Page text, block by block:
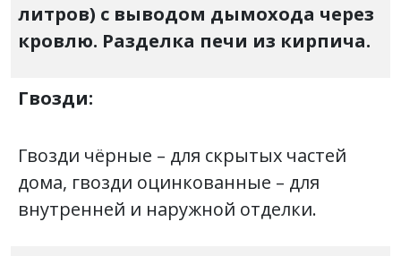
литров) с выводом дымохода через
кровлю. Разделка печи из кирпича.
Гвозди:
Гвозди чёрные – для скрытых частей
дома, гвозди оцинкованные – для
внутренней и наружной отделки.